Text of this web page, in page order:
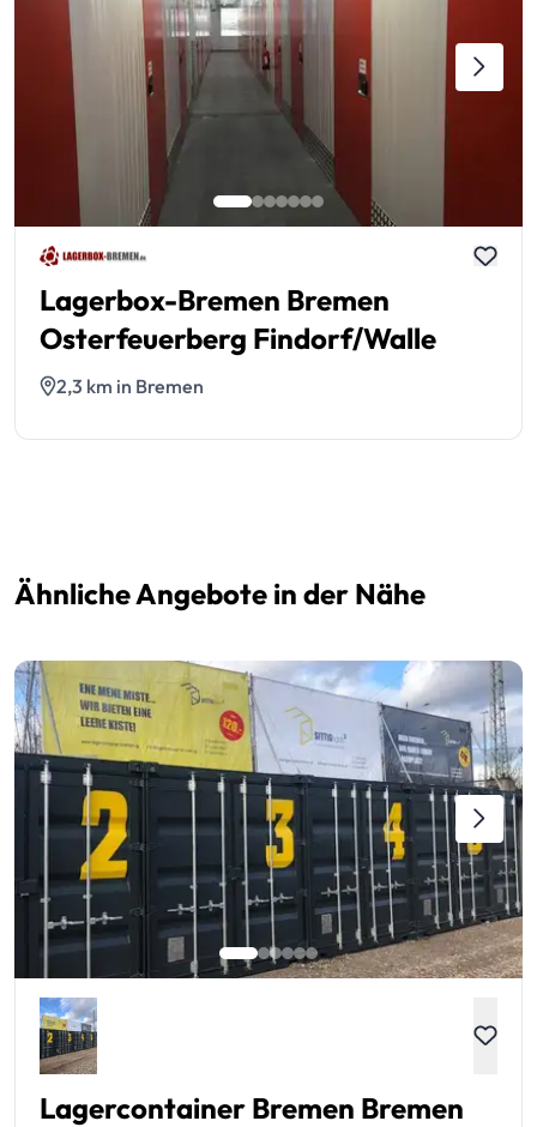
Lagerbox-Bremen Bremen
Osterfeuerberg Findorf/Walle
2,3 km in Bremen
Ähnliche Angebote in der Nähe
Lagercontainer Bremen Bremen